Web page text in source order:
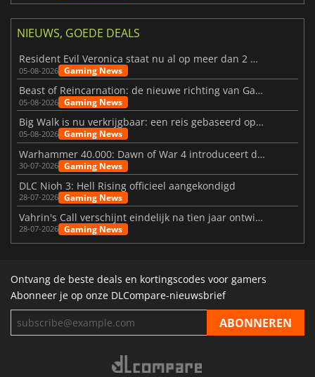
NIEUWS, GOEDE DEALS
Resident Evil Veronica staat nu al op meer dan 2 miljoen verlanglijstjes
05-08-2026 Gaming News
Beast of Reincarnation: de nieuwe richting van Game Freak
05-08-2026 Gaming News
Big Walk is nu verkrijgbaar: een reis gebaseerd op vriendschap
05-08-2026 Gaming News
Warhammer 40.000: Dawn of War 4 introduceert de Necron-factie
30-07-2026 Gaming News
DLC Nioh 3: Hell Rising officieel aangekondigd
28-07-2026 Gaming News
Vahrin's Call verschijnt eindelijk na tien jaar ontwikkeling
28-07-2026 Gaming News
Ontvang de beste deals en kortingscodes voor gamers
Abonneer je op onze DLCompare-nieuwsbrief